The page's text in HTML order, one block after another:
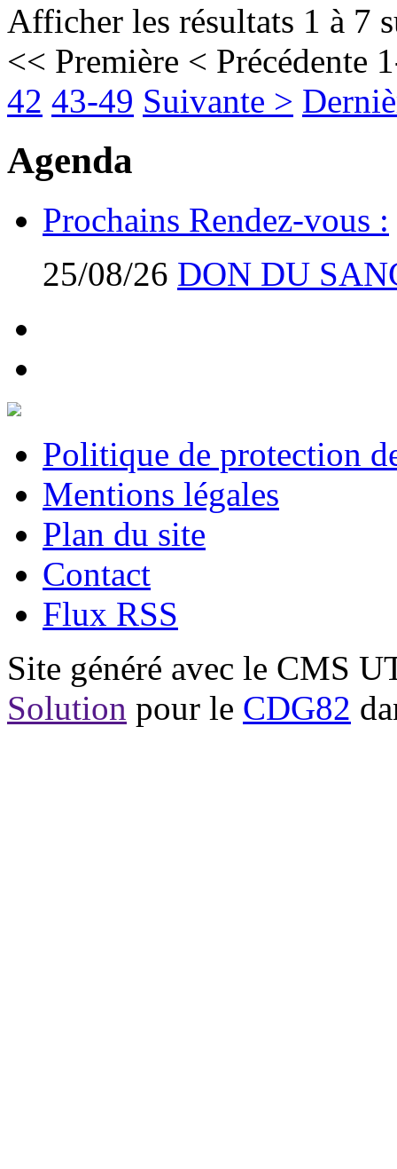
Afficher les résultats 1 à 7
<< Première < Précédente
42 43-49 Suivante >
Agenda
Prochains Rendez-vous :
25/08/26 DON DU
Politique de protection
Mentions légales
Plan du site
Contact
Flux RSS
Site généré avec le CMS
Solution pour le CDG82